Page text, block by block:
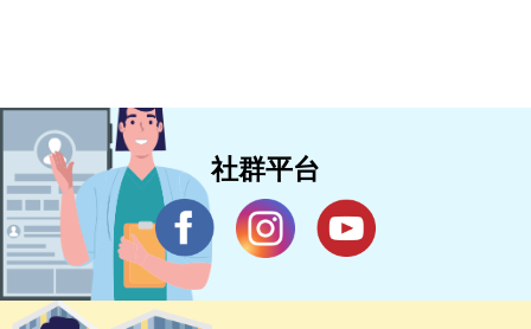
社群平台